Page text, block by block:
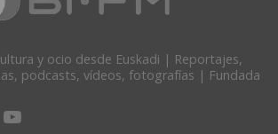
y ocio desde Euskadi | Reportajes,
podcasts, vídeos, fotografías | Fundada